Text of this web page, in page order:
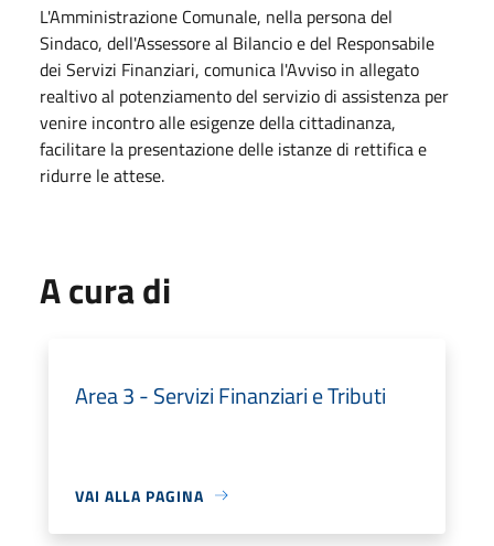
L'Amministrazione Comunale, nella persona del
Sindaco, dell'Assessore al Bilancio e del Responsabile
dei Servizi Finanziari, comunica l'Avviso in allegato
realtivo al potenziamento del servizio di assistenza per
venire incontro alle esigenze della cittadinanza,
facilitare la presentazione delle istanze di rettifica e
ridurre le attese.
A cura di
Area 3 - Servizi Finanziari e Tributi
VAI ALLA PAGINA